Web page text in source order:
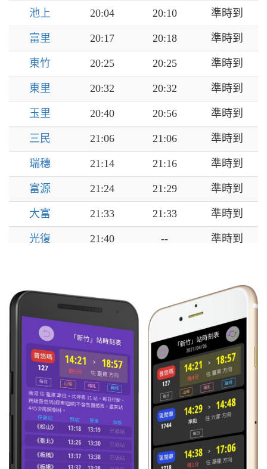
池上 20:04 20:10 準時到
富里 20:17 20:18 準時到
東竹 20:25 20:25 準時到
東里 20:32 20:32 準時到
玉里 20:40 20:56 準時到
三民 21:06 21:06 準時到
瑞穗 21:14 21:16 準時到
富源 21:24 21:29 準時到
大富 21:33 21:33 準時到
光復 21:40 -- 準時到